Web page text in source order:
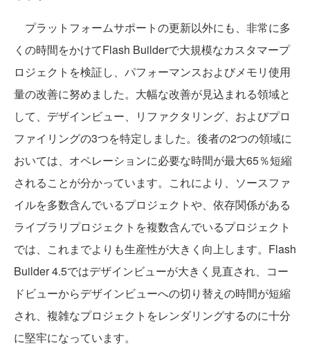
プラットフォームサポートの更新以外にも、非常に多
くの時間をかけてFlash Builderで大規模なカスタマープ
ロジェクトを検証し、パフォーマンスおよびメモリ使用
量の改善に努めました。大幅な改善が見込まれる領域と
して、デザインビュー、リファクタリング、およびプロ
ファイリングの3つを特定しました。後者の2つの領域に
おいては、オペレーションに必要な時間が最大65％短縮
されることが分かっています。これにより、ソースファ
イルを多数含んでいるプロジェクトや、依存関係がある
ライブラリプロジェクトを複数含んでいるプロジェクト
では、これまでよりも生産性が大きく向上します。Flash
Builder 4.5ではデザインビューが大きく見直され、コー
ドビューからデザインビューへの切り替えの時間が短縮
され、複雑なプロジェクトをレンダリングするのに十分
に堅牢になっています。